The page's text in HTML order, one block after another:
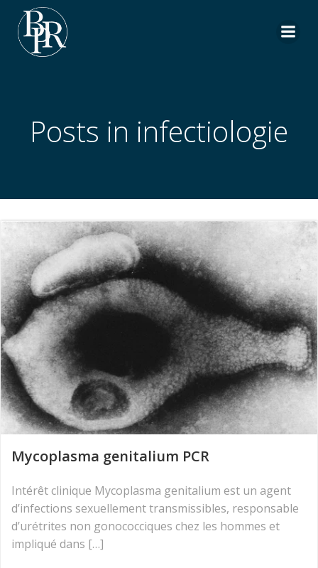
Posts in infectiologie
Mycoplasma genitalium PCR
Intérêt clinique Mycoplasma genitalium est un agent
d’infections sexuellement transmissibles, responsable
d’urétrites non gonococciques chez les hommes et
impliqué dans […]